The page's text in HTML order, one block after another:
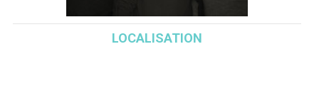
LOCALISATION